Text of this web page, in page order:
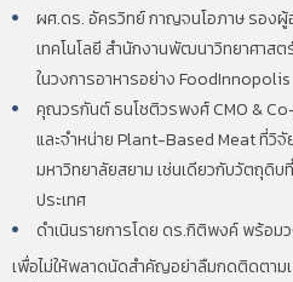
ผศ.ดร. อัครวิทย์ กาญจนโอภาษรองผู้
เทคโนโลยี สำนักงานพัฒนาวิทยาศาสต
ในวงการอาหารอย่าง FoodInnopolis
คุณวรกันต์ ธนโชติวรพงศ์CMO &
และจำหน่าย Plant-Based Meat ที่วิ
มหาวิทยาลัยสยาม เช่นเดียวกับวัตถุดิ
ประเทศ
ดำเนินรายการโดย ดร.กิติพงค์ พร้อมว
เพื่อไม่ให้พลาดนัดสำคัญอย่าลืมกดติดตาม